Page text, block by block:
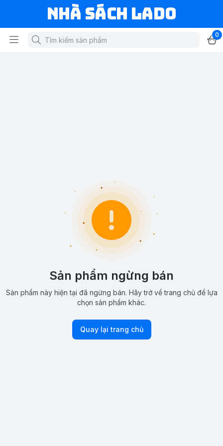
NHÀ SÁCH LADO
0
Sản phẩm ngừng bán
Sản phẩm này hiện tại đã ngừng bán. Hãy trở về trang chủ để lựa
chọn sản phẩm khác.
Quay lại trang chủ